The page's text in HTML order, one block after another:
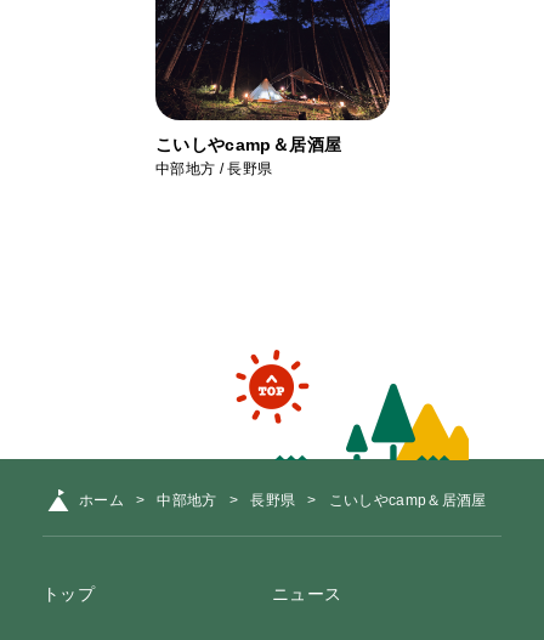
こいしやcamp＆居酒屋
中部地方 / 長野県
ホーム 中部地方 長野県 こいしやcamp＆居酒屋
トップ ニュース